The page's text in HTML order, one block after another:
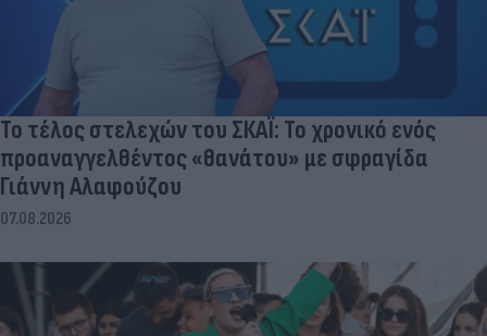
Το τέλος στελεχών του ΣΚΑΪ: Το χρονικό ενός
προαναγγελθέντος «θανάτου» με σφραγίδα
Γιάννη Αλαφούζου
07.08.2026